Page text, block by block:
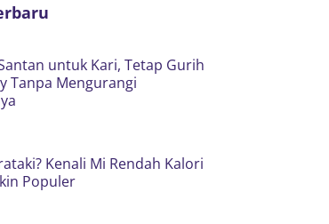
untuk Kari, Tetap Gurih
Tanpa Mengurangi
Kenali Mi Rendah Kalori
Populer